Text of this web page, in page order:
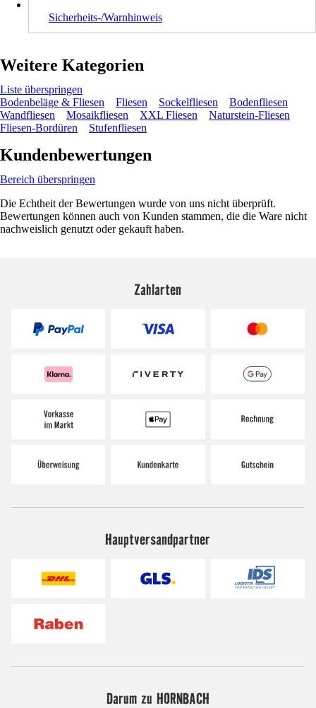
Sicherheits-/Warnhinweis
Weitere Kategorien
Liste überspringen
Bodenbeläge & Fliesen
Fliesen Sockelfliesen
Bodenfliesen
Wandfliesen
Mosaikfliesen XXL Fliesen
Naturstein-Fliesen
Fliesen-Bordüren
Stufenfliesen
Kundenbewertungen
Bereich überspringen
Die Echtheit der Bewertungen wurde von uns nicht überprüft.
Bewertungen können auch von Kunden stammen, die die Ware nicht
nachweislich genutzt oder gekauft haben.
Zahlarten
Hauptversandpartner
Darum zu HORNBACH